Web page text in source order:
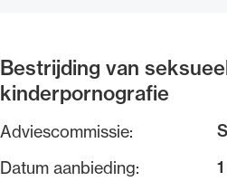
Bestrijding van
kinderpornografie
Adviescommissie:
Datum aanbieding: